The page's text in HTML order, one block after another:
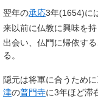
翌年の承応3年(1654)に
来以前に仏教に興味を
出会い、仏門に帰依す
る。
隠元は将軍に合うため
津の普門寺に3年ほど滞